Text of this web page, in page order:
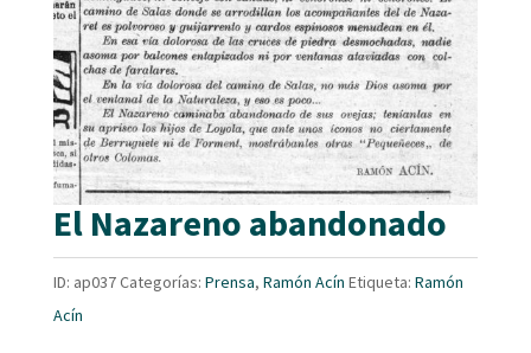
El Nazareno abandonado
ID: ap037Categorías: Prensa, Ramón Acín Etiqueta: Ramón
Acín